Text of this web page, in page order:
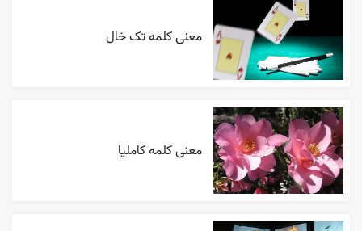
معنی کلمه تک خال
معنی کلمه کاملیا